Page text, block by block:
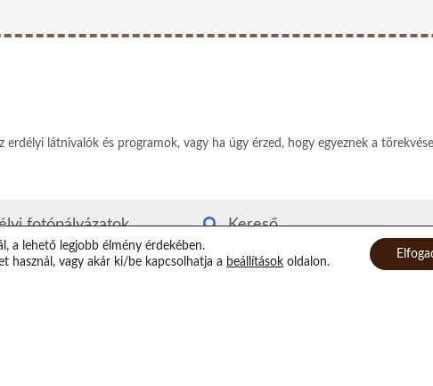
erdélyi látnivalók és programok, vagy ha úgy érzed, hogy egyeznek a
fotópályázatok
kvízjáték
Kereső
Rólam
a lehető legjobb élmény érdekében.
használ, vagy akár ki/be kapcsolhatja a beállítások oldalon.